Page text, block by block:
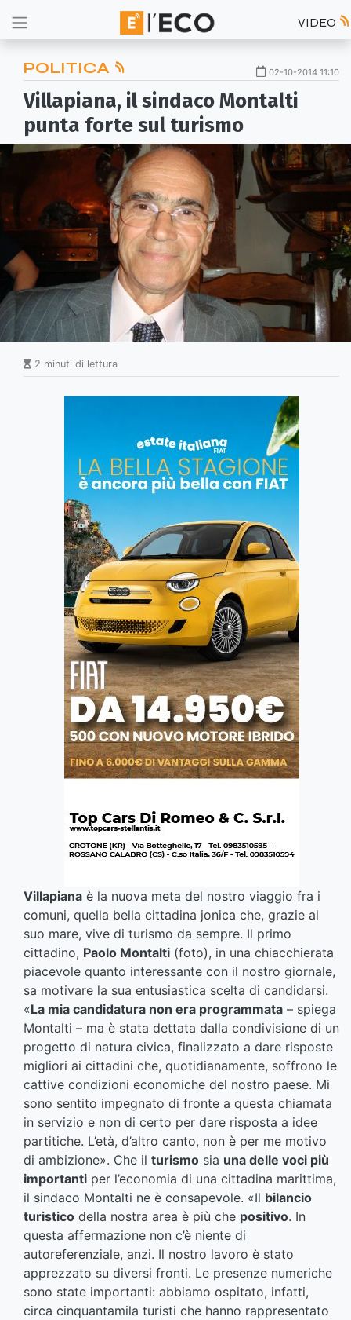
VIDEO
POLITICA 02-10-2014 11:10
Villapiana, il sindaco Montalti
punta forte sul turismo
2 minuti di lettura
Villapiana è la nuova meta del nostro viaggio fra i
comuni, quella bella cittadina jonica che, grazie al
suo mare, vive di turismo da sempre. Il primo
cittadino, Paolo Montalti (foto), in una chiacchierata
piacevole quanto interessante con il nostro giornale,
sa motivare la sua entusiastica scelta di candidarsi.
«La mia candidatura non era programmata – spiega
Montalti – ma è stata dettata dalla condivisione di un
progetto di natura civica, finalizzato a dare risposte
migliori ai cittadini che, quotidianamente, soffrono le
cattive condizioni economiche del nostro paese. Mi
sono sentito impegnato di fronte a questa chiamata
in servizio e non di certo per dare risposta a idee
partitiche. L’età, d’altro canto, non è per me motivo
di ambizione». Che il turismo sia una delle voci più
importanti per l’economia di una cittadina marittima,
il sindaco Montalti ne è consapevole. «Il bilancio
turistico della nostra area è più che positivo. In
questa affermazione non c’è niente di
autoreferenziale, anzi. Il nostro lavoro è stato
apprezzato su diversi fronti. Le presenze numeriche
sono state importanti: abbiamo ospitato, infatti,
circa cinquantamila turisti che hanno rappresentato